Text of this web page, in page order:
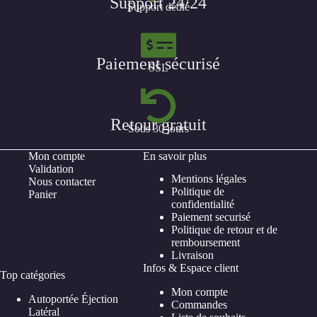
Support dédié
Paiement sécurisé
SSL
Retour gratuit
Sous 30 jours
Mon compte
Validation
Nous contacter
Panier
En savoir plus
Mentions légales
Politique de
confidentialité
Paiement securisé
Politique de retour et de
remboursement
Livraison
Top catégories
Autoportée Éjection
Latéral
Infos & Espace client
Mon compte
Commandes